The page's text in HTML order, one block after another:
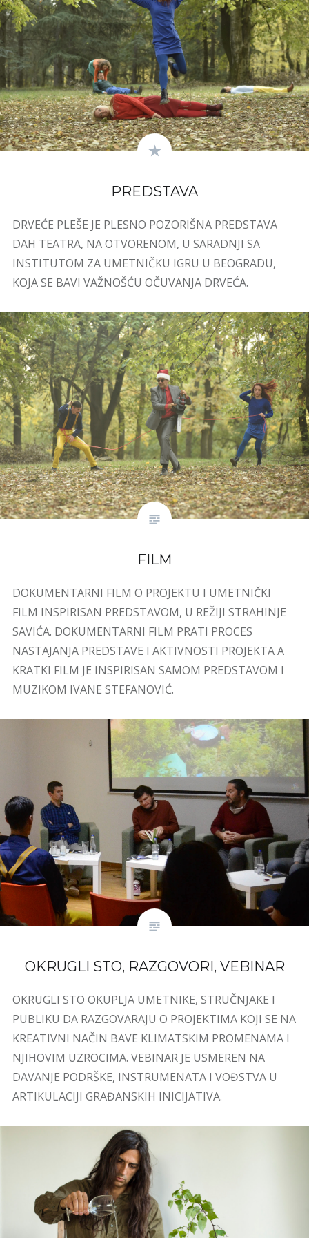
PREDSTAVA
DRVEĆE PLEŠE JE PLESNO POZORIŠNA PREDSTAVA
DAH TEATRA, NA OTVORENOM, U SARADNJI SA
INSTITUTOM ZA UMETNIČKU IGRU U BEOGRADU,
KOJA SE BAVI VAŽNOŠĆU OČUVANJA DRVEĆA.
FILM
DOKUMENTARNI FILM O PROJEKTU I UMETNIČKI
FILM INSPIRISAN PREDSTAVOM, U REŽIJI STRAHINJE
SAVIĆA. DOKUMENTARNI FILM PRATI PROCES
NASTAJANJA PREDSTAVE I AKTIVNOSTI PROJEKTA A
KRATKI FILM JE INSPIRISAN SAMOM PREDSTAVOM I
MUZIKOM IVANE STEFANOVIĆ.
OKRUGLI STO, RAZGOVORI, VEBINAR
OKRUGLI STO OKUPLJA UMETNIKE, STRUČNJAKE I
PUBLIKU DA RAZGOVARAJU O PROJEKTIMA KOJI SE NA
KREATIVNI NAČIN BAVE KLIMATSKIM PROMENAMA I
NJIHOVIM UZROCIMA. VEBINAR JE USMEREN NA
DAVANJE PODRŠKE, INSTRUMENATA I VOĐSTVA U
ARTIKULACIJI GRAĐANSKIH INICIJATIVA.